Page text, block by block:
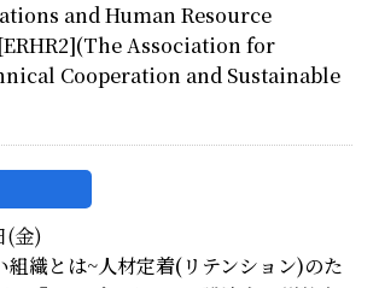
and Human Resource
Association for
Cooperation and Sustainable
(金)
組織とは~人材定着(リテンション)のた